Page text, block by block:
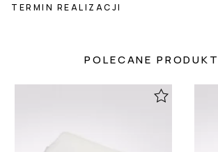
TERMIN REALIZACJI
POLECANE